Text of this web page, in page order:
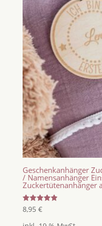
Geschenkanhänger
/ Namensanhänger
Zuckertütenanhänger
Bewertet
mit
8,95 €